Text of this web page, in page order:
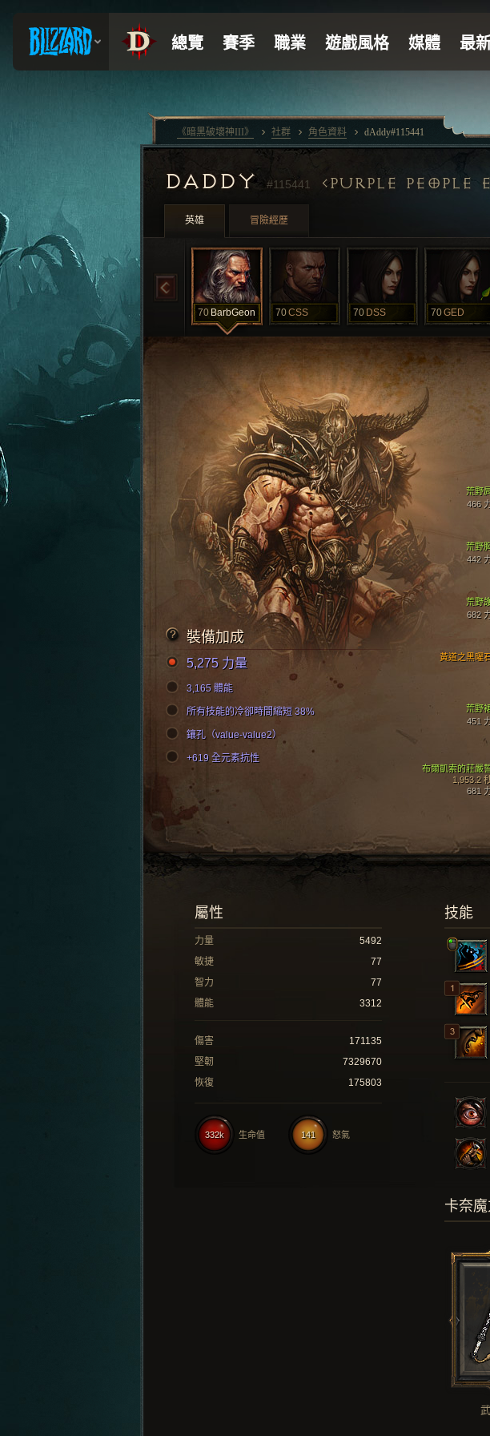
DADDY #115441 PURPLE PEOPLE
英雄 冒險經歷
70 BarbGeon 70CSS 70 DSS 70GED
荒野
442
荒野
682
荒野
466
荒野
451
布爾凱索的莊嚴
1,953.2
681
黃道之黑曜
裝備加成
5,275 力量
3,165 體能
所有技能的冷卻時間縮短 38%
鑲孔（value-value2）
+619 全元素抗性
技能
屬性
力量
5492
敏捷
77
智力
77
體能
3312
傷害
171135
堅韌
7329670
恢復
175803
141 怒氣
332k 生命值
卡奈
《暗黑破壞神III》 社群 角色資料 dAddy#115441